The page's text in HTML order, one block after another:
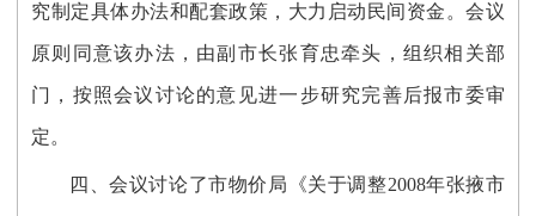
究制定具体办法和配套政策，大力启动民间资金。会议
原则同意该办法，由副市长张育忠牵头，组织相关部
门，按照会议讨论的意见进一步研究完善后报市委审
定。
四、会议讨论了市物价局《关于调整2008年张掖市